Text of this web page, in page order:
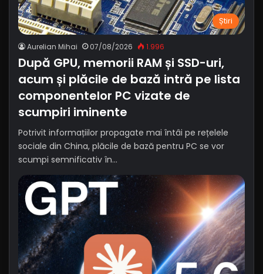
Știri
Aurelian Mihai 07/08/2026 1.996
După GPU, memorii RAM și SSD-uri,
acum și plăcile de bază intră pe lista
componentelor PC vizate de
scumpiri iminente
Potrivit informațiilor propagate mai întâi pe rețelele
sociale din China, plăcile de bază pentru PC se vor
scumpi semnificativ în…